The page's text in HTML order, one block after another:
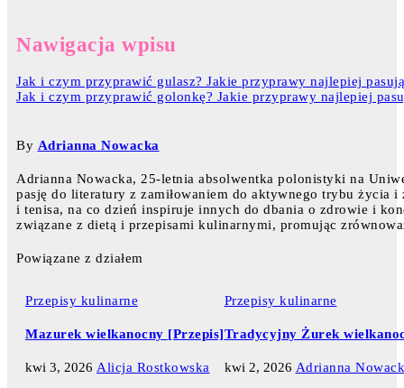
Nawigacja wpisu
Jak i czym przyprawić gulasz? Jakie przyprawy najlepiej
Jak i czym przyprawić golonkę? Jakie przyprawy najlepiej
By Adrianna Nowacka
Adrianna Nowacka, 25-letnia absolwentka polonistyki na
pasję do literatury z zamiłowaniem do aktywnego trybu życia
i tenisa, na co dzień inspiruje innych do dbania o zdrowie i
związane z dietą i przepisami kulinarnymi, promując
Powiązane z działem
Przepisy kulinarne
Mazurek wielkanocny [Przepis]
kwi 3, 2026 Alicja Rostkowska
Przepisy kulinarne
Tradycyjny Żurek
kwi 2, 2026 Adrianna